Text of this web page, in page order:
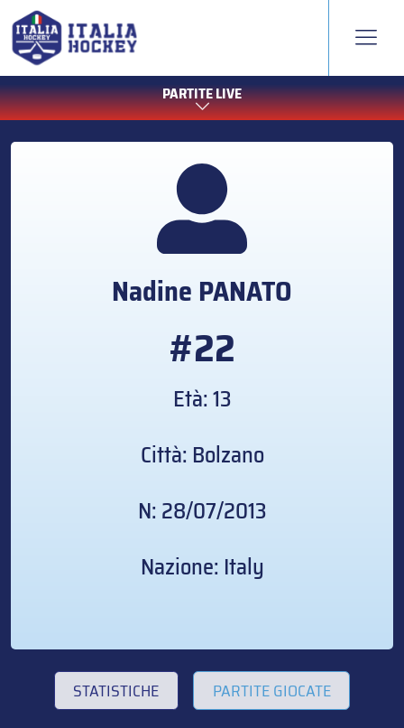
PARTITE LIVE
Nadine PANATO
#22
Età: 13
Città: Bolzano
N: 28/07/2013
Nazione: Italy
STATISTICHE PARTITE GIOCATE